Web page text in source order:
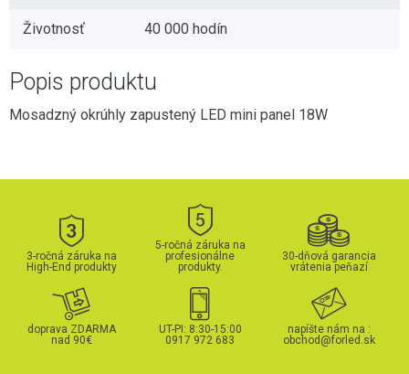
Životnosť 40 000 hodín
Popis produktu
Mosadzný okrúhly zapustený LED mini panel 18W
3-ročná záruka na
High-End produkty
5-ročná záruka na
profesionálne
produkty.
30-dňová garancia
vrátenia peňazí
doprava ZDARMA
nad 90€
UT-PI: 8:30-15:00
0917 972 683
napíšte nám na :
obchod@forled.sk